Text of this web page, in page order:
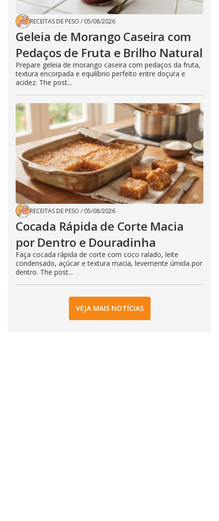
RECEITAS DE PESO / 05/08/2026
Geleia de Morango Caseira com
Pedaços de Fruta e Brilho Natural
Prepare geleia de morango caseira com pedaços da fruta,
textura encorpada e equilíbrio perfeito entre doçura e
acidez. The post...
RECEITAS DE PESO / 05/08/2026
Cocada Rápida de Corte Macia
por Dentro e Douradinha
Faça cocada rápida de corte com coco ralado, leite
condensado, açúcar e textura macia, levemente úmida por
dentro. The post...
VEJA MAIS NOTÍCIAS